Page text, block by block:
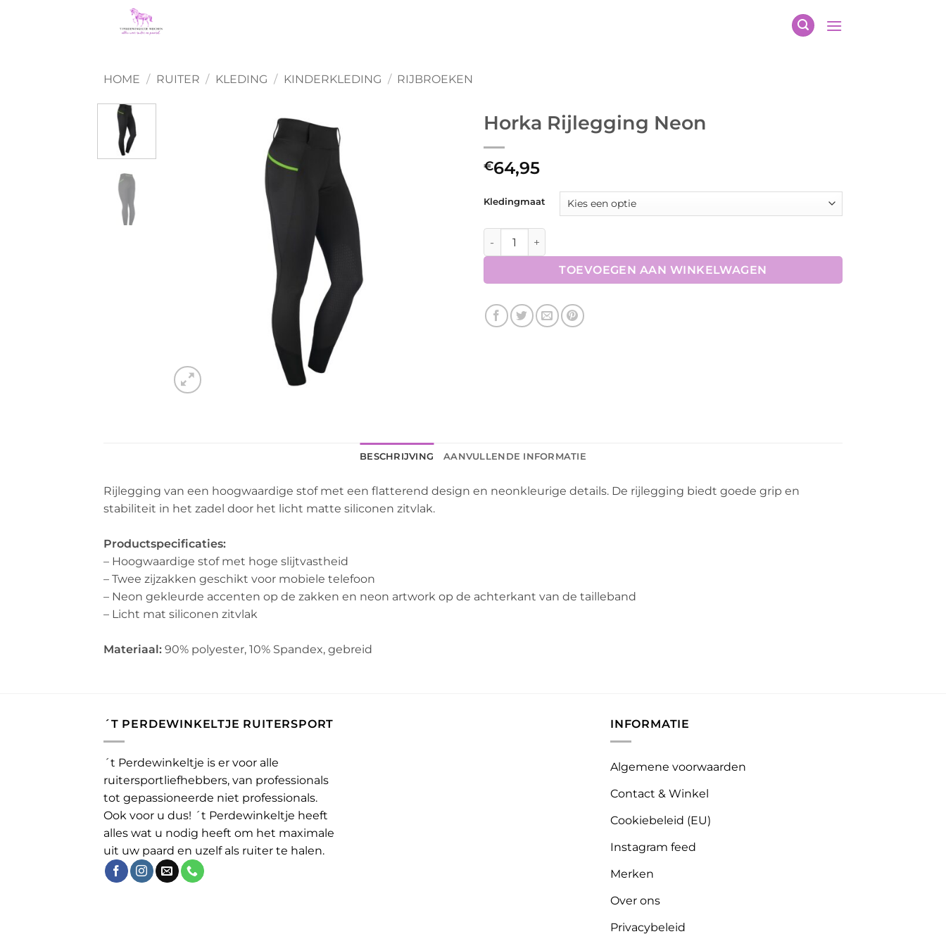
HOME / RUITER / KLEDING / KINDERKLEDING / RIJBROEKEN
Horka Rijlegging Neon
€64,95
Kledingmaat
Horka Rijlegging Neon aantal
TOEVOEGEN AAN WINKELWAGEN
BESCHRIJVING AANVULLENDE INFORMATIE
Rijlegging van een hoogwaardige stof met een flatterend design en neonkleurige details. De rijlegging biedt goede grip en
stabiliteit in het zadel door het licht matte siliconen zitvlak.
Productspecificaties:
– Hoogwaardige stof met hoge slijtvastheid
– Twee zijzakken geschikt voor mobiele telefoon
– Neon gekleurde accenten op de zakken en neon artwork op de achterkant van de tailleband
– Licht mat siliconen zitvlak
Materiaal: 90% polyester, 10% Spandex, gebreid
´T PERDEWINKELTJE RUITERSPORT
´t Perdewinkeltje is er voor alle
ruitersportliefhebbers, van professionals
tot gepassioneerde niet professionals.
Ook voor u dus! ´t Perdewinkeltje heeft
alles wat u nodig heeft om het maximale
uit uw paard en uzelf als ruiter te halen.
INFORMATIE
Algemene voorwaarden
Contact & Winkel
Cookiebeleid (EU)
Instagram feed
Merken
Over ons
Privacybeleid